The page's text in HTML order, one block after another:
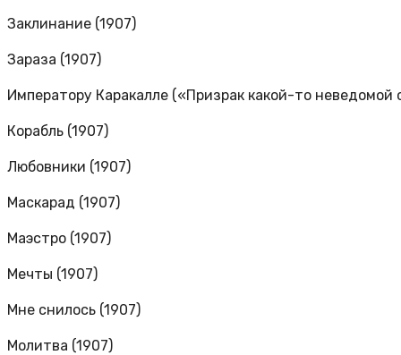
Заклинание (1907)
Зараза (1907)
Императору Каракалле («Призрак какой-то неведомой
Корабль (1907)
Любовники (1907)
Маскарад (1907)
Маэстро (1907)
Мечты (1907)
Мне снилось (1907)
Молитва (1907)